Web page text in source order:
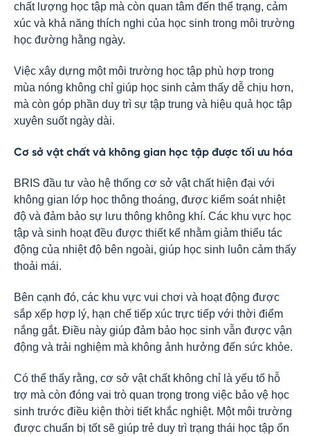
chất lượng học tập mà còn quan tâm đến thể trạng, cảm
xúc và khả năng thích nghi của học sinh trong môi trường
học đường hằng ngày.
Việc xây dựng một môi trường học tập phù hợp trong
mùa nóng không chỉ giúp học sinh cảm thấy dễ chịu hơn,
mà còn góp phần duy trì sự tập trung và hiệu quả học tập
xuyên suốt ngày dài.
Cơ sở vật chất và không gian học tập được tối ưu hóa
BRIS đầu tư vào hệ thống cơ sở vật chất hiện đại với
không gian lớp học thông thoáng, được kiểm soát nhiệt
độ và đảm bảo sự lưu thông không khí. Các khu vực học
tập và sinh hoạt đều được thiết kế nhằm giảm thiểu tác
động của nhiệt độ bên ngoài, giúp học sinh luôn cảm thấy
thoải mái.
Bên cạnh đó, các khu vực vui chơi và hoạt động được
sắp xếp hợp lý, hạn chế tiếp xúc trực tiếp với thời điểm
nắng gắt. Điều này giúp đảm bảo học sinh vẫn được vận
động và trải nghiệm mà không ảnh hưởng đến sức khỏe.
Có thể thấy rằng, cơ sở vật chất không chỉ là yếu tố hỗ
trợ mà còn đóng vai trò quan trọng trong việc bảo vệ học
sinh trước điều kiện thời tiết khắc nghiệt. Một môi trường
được chuẩn bị tốt sẽ giúp trẻ duy trì trạng thái học tập ổn